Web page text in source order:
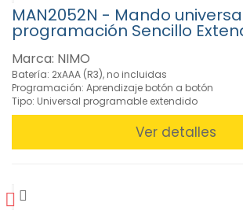
»
Seguridad
y
vigilancia
(1)
»
Soportes
Telefonía
MAN2052N - Mando
programación Sencillo
Marca: NIMO
Batería: 2xAAA (R3), no incluidas
Programación: Aprendizaje botón a botón
Tipo: Universal programable extendido
Ver detalles